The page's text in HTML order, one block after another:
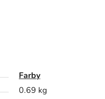
Farby
0.69 kg